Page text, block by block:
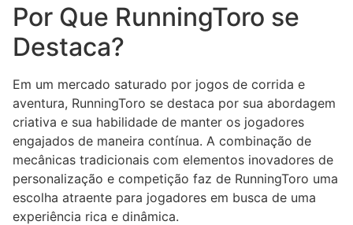
Por Que RunningToro se
Destaca?
Em um mercado saturado por jogos de corrida e
aventura, RunningToro se destaca por sua abordagem
criativa e sua habilidade de manter os jogadores
engajados de maneira contínua. A combinação de
mecânicas tradicionais com elementos inovadores de
personalização e competição faz de RunningToro uma
escolha atraente para jogadores em busca de uma
experiência rica e dinâmica.